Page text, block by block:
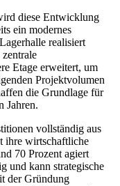
diese Entwicklung
ein modernes
realisiert
Etage erweitert, um
Projektvolumen
die Grundlage für
Jahren.
vollständig aus
ihre wirtschaftliche
70 Prozent agiert
und kann strategische
der Gründung